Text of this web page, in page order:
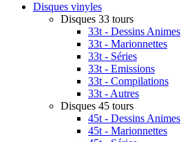
Disques vinyles
Disques 33 tours
33t - Dessins Animes
33t - Marionnettes
33t - Séries
33t - Emissions
33t - Compilations
33t - Autres
Disques 45 tours
45t - Dessins Animes
45t - Marionnettes